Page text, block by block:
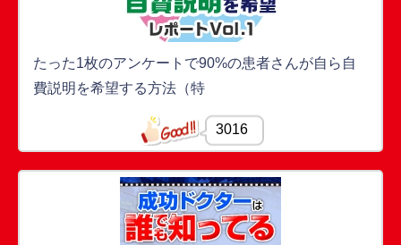
たった1枚のアンケートで90%の患者さんが自ら自
費説明を希望する方法（特
3016